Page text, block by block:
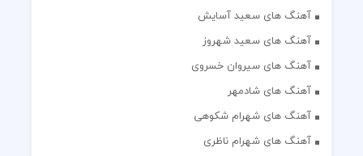
آهنگ های سعید آسایش
آهنگ های سعید شهروز
آهنگ های سیروان خسروی
آهنگ های شادمهر
آهنگ های شهرام شکوهی
آهنگ های شهرام ناظری